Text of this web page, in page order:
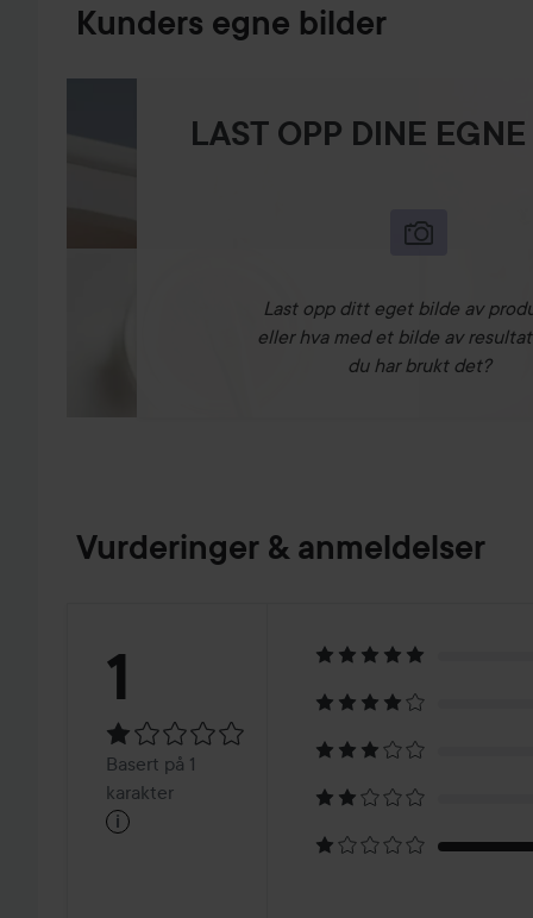
Kunders egne bilder
LAST OPP DINE
Last opp ditt eget bilde av
eller hva med et bilde av
du har brukt det?
Vurderinger & anmeldelser
Vurdering:
1Basert
på
1
Basert på 1
karakter
i